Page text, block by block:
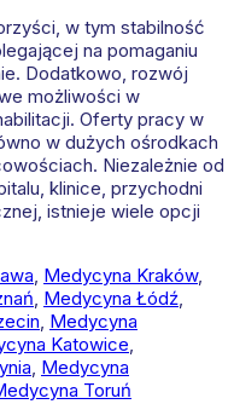
w tym stabilność
na pomaganiu
Dodatkowo, rozwój
możliwości w
Oferty pracy w
w dużych ośrodkach
Niezależnie od
klinice, przychodni
istnieje wiele opcji
, Medycyna Kraków,
, Medycyna Łódź,
, Medycyna
Katowice,
, Medycyna
Toruń